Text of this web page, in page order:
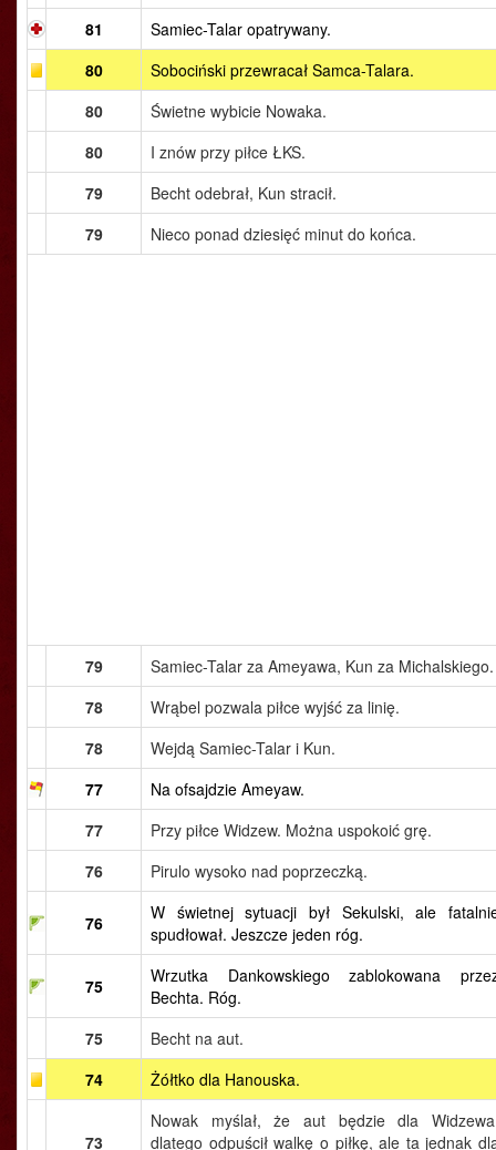
81
Samiec-Talar opatrywany.
80
Sobociński przewracał Samca-Talara.
80
Świetne wybicie Nowaka.
80
I znów przy piłce ŁKS.
79
Becht odebrał, Kun stracił.
79
Nieco ponad dziesięć minut do końca.
79
Samiec-Talar za Ameyawa, Kun za Michalskiego.
78
Wrąbel pozwala piłce wyjść za linię.
78
Wejdą Samiec-Talar i Kun.
77
Na ofsajdzie Ameyaw.
77
Przy piłce Widzew. Można uspokoić grę.
76
Pirulo wysoko nad poprzeczką.
76
W świetnej sytuacji był Sekulski, ale
spudłował. Jeszcze jeden róg.
75
Wrzutka Dankowskiego zablokowana
Bechta. Róg.
75
Becht na aut.
74
Żółtko dla Hanouska.
73
Nowak myślał, że aut będzie dla
dlatego odpuścił walkę o piłkę, ale ta jednak